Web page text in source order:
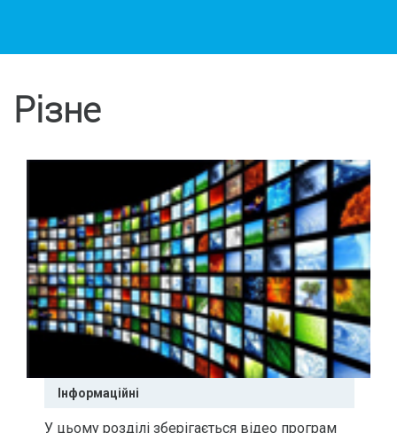
Різне
Інформаційні
У цьому розділі зберігається відео програм